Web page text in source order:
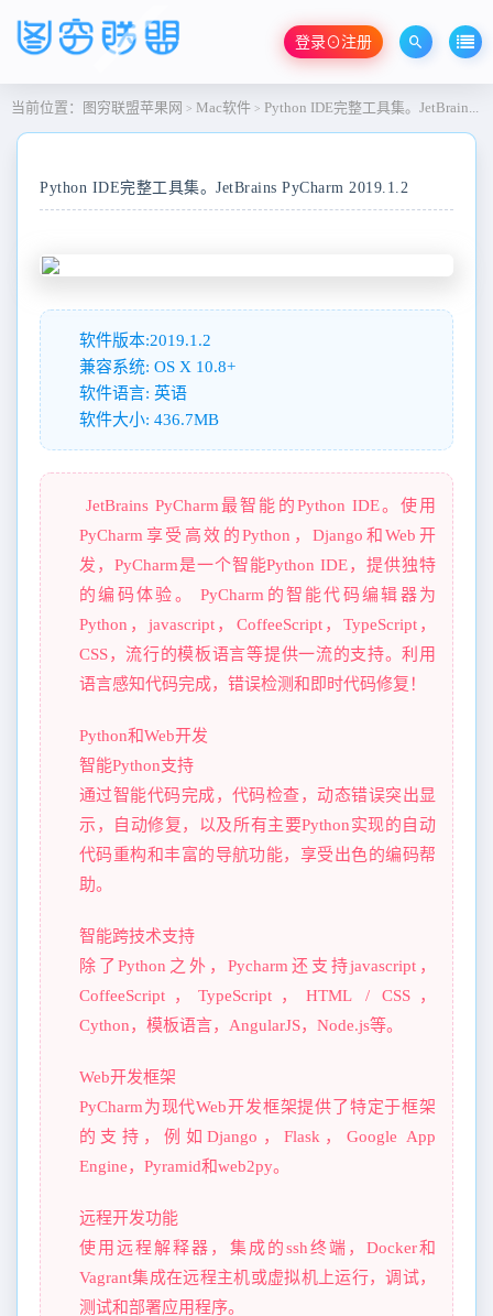
登录⊙注册
当前位置： 图穷联盟苹果网 > Mac软件 > Python IDE完整工具集。JetBrains PyCharm 2019.1.2
Python IDE完整工具集。JetBrains PyCharm 2019.1.2
软件版本:2019.1.2
兼容系统: OS X 10.8+
软件语言: 英语
软件大小: 436.7MB
JetBrains PyCharm最智能的Python IDE。使用
PyCharm享受高效的Python，Django和Web开
发，PyCharm是一个智能Python IDE，提供独特
的编码体验。 PyCharm的智能代码编辑器为
Python，javascript，CoffeeScript，TypeScript，
CSS，流行的模板语言等提供一流的支持。利用
语言感知代码完成，错误检测和即时代码修复！
Python和Web开发
智能Python支持
通过智能代码完成，代码检查，动态错误突出显
示，自动修复，以及所有主要Python实现的自动
代码重构和丰富的导航功能，享受出色的编码帮
助。
智能跨技术支持
除了Python之外，Pycharm还支持javascript，
CoffeeScript，TypeScript，HTML / CSS，
Cython，模板语言，AngularJS，Node.js等。
Web开发框架
PyCharm为现代Web开发框架提供了特定于框架
的支持，例如Django，Flask，Google App
Engine，Pyramid和web2py。
远程开发功能
使用远程解释器，集成的ssh终端，Docker和
Vagrant集成在远程主机或虚拟机上运行，调试，
测试和部署应用程序。